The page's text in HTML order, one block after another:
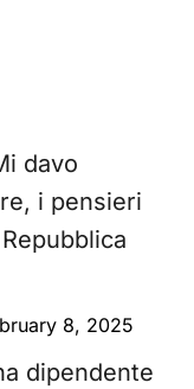
davo
i pensieri
8, 2025
dipendente